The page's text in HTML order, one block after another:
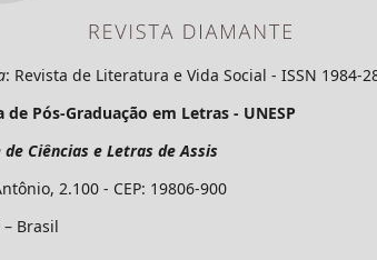
: Revista de Literatura e Vida Social - ISSN 1984-
de Pós-Graduação em Letras - UNESP
de Ciências e Letras de Assis
2.100 - CEP: 19806-900
– Brasil